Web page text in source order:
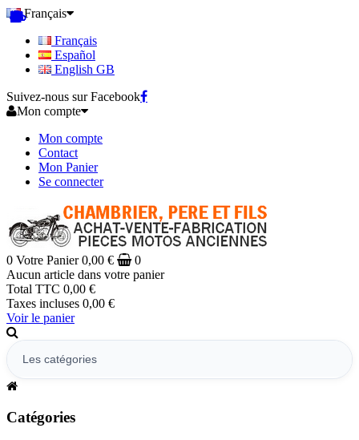
Français
Français
Español
English GB
Suivez-nous sur Facebook
Mon compte
Mon compte
Contact
Mon Panier
Se connecter
0 Votre Panier 0,00 €
0
Aucun article dans votre panier
Total TTC 0,00 €
Taxes incluses 0,00 €
Voir le panier
Catégories